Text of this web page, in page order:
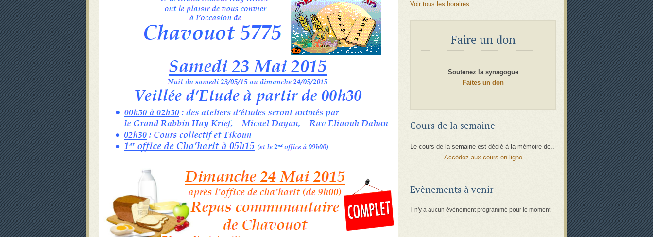
Voir tous les horaires
Faire un don
Soutenez la synagogue
Faites un don
Cours de la semaine
Le cours de la semaine est dédié à la mémoire de..
Accédez aux cours en ligne
Evènements à venir
Il n'y a aucun évènement programmé pour le moment